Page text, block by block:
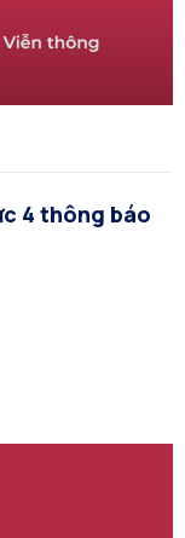
4 thông báo